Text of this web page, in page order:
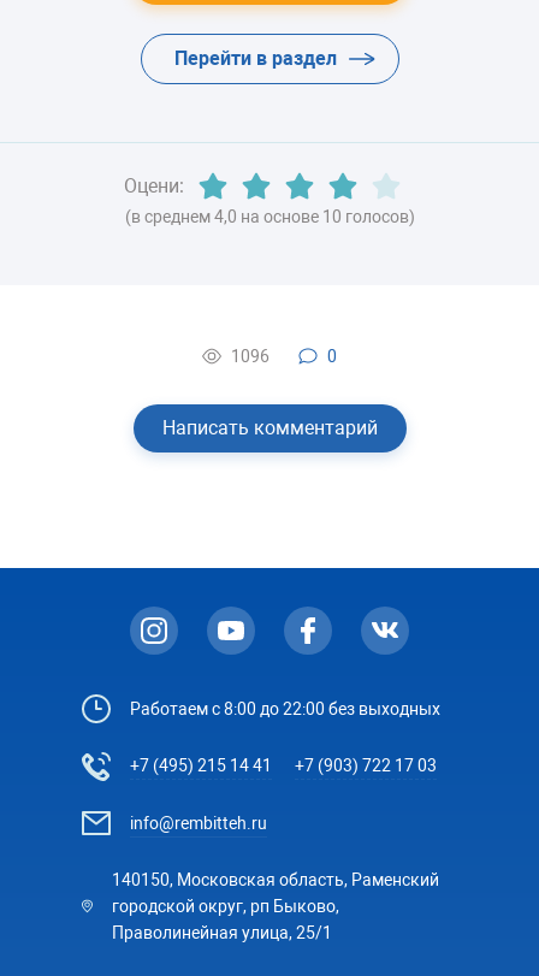
-
Перейти в раздел
Оцени:
(в среднем 4,0 на основе 10 голосов)
1096 0
Написать комментарий
Работаем с 8:00 до 22:00 без выходных
+7 (495) 215 14 41 +7 (903) 722 17 03
info@rembitteh.ru
140150, Московская область, Раменский
городской округ, рп Быково,
Праволинейная улица, 25/1